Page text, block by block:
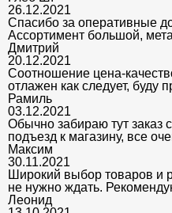
26.12.2021
Спасибо за оперативные
Ассортимент большой,
Дмитрий
20.12.2021
Соотношение цена-
отлажен как следует, буду
Рамиль
03.12.2021
Обычно забираю тут
подъезд к магазину, все
Максим
30.11.2021
Широкий выбор товаров и
не нужно ждать.
Леонид